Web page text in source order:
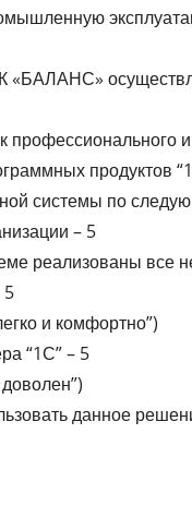
«БАЛАНС»
и
продуктов
системы по
– 5
реализованы все
5
и комфортно”)
“1С” – 5
данное